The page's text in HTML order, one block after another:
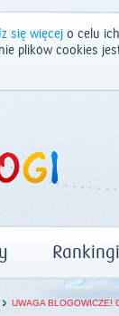
się więcejo celu
plików cookies
Rankingi
UWAGA BLOGOWICZE!